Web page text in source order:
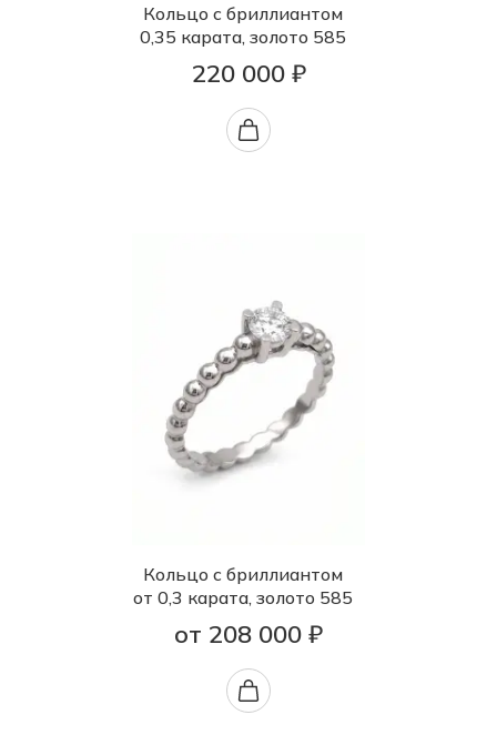
Кольцо с бриллиантом
0,35 карата, золото 585
220 000 ₽
Кольцо с бриллиантом
от 0,3 карата, золото 585
от 208 000 ₽